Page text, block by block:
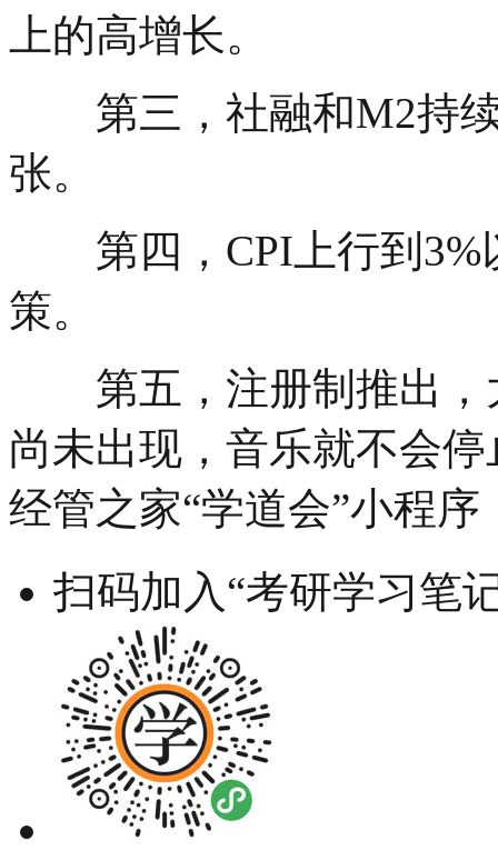
上的高增长。
第三，社融和M2持续
张。
第四，CPI上行到3%
策。
第五，注册制推出，
尚未出现，音乐就不会
经管之家“学道会”小程序
扫码加入“考研学习笔